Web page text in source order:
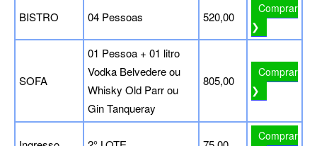
BISTRO 04 Pessoas 520,00
Comprar
❯
SOFA
01 Pessoa + 01 litro
Vodka Belvedere ou
Whisky Old Parr ou
Gin Tanqueray
805,00
Comprar
❯
Comprar